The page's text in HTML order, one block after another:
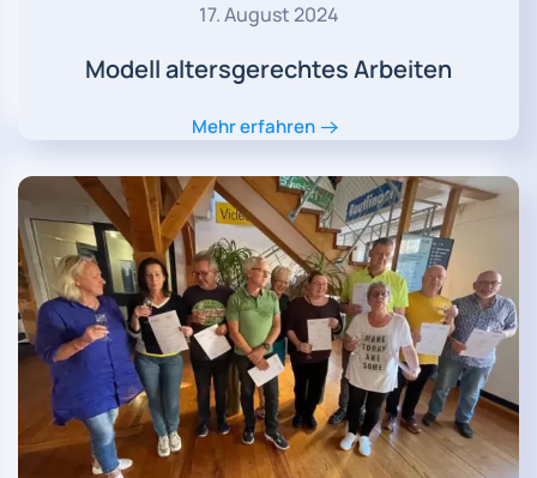
17. August 2024
Modell altersgerechtes Arbeiten
Mehr erfahren